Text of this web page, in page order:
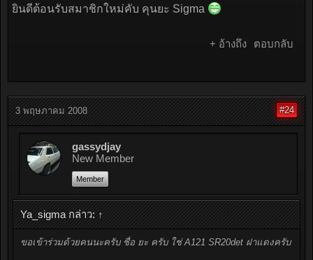
ยินดีต้อนรับสมาชิกใหม่คับ คุนยะ Sigma
+ อ้างถึง ตอบกลับ
3 พฤษภาคม 2008 #24
gassydjay
New Member
Member
Ya_sigma กล่าว: ↑
ขอเข้าร่วมด้วยคนนะครับ ชื่อ ยะ ครับ ใช่ A121 SR20det ฝาแดงครับ